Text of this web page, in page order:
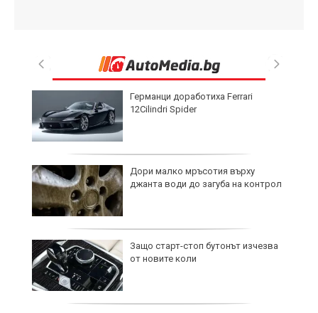
Германци доработиха Ferrari
12Cilindri Spider
Дори малко мръсотия върху
джанта води до загуба на контрол
Защо старт-стоп бутонът изчезва
от новите коли